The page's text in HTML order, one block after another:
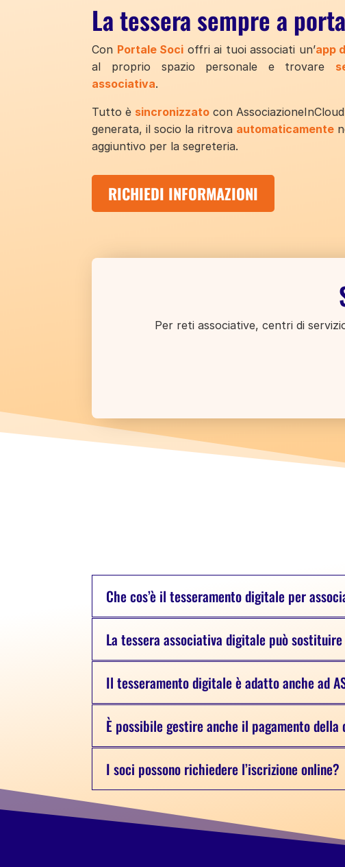
La tessera sempre a
Con Portale Soci offri ai tuoi associati un’app
al proprio spazio personale e trovare
associativa.
Tutto è sincronizzato con
generata, il socio la ritrova automaticamente
aggiuntivo per la segreteria.
RICHIEDI INFORMAZIONI
Per reti associative, centri di
Che cos’è il tesseramento digitale per
La tessera associativa digitale può
Il tesseramento digitale è adatto anche ad
È possibile gestire anche il pagamento della
I soci possono richiedere l’iscrizione online?